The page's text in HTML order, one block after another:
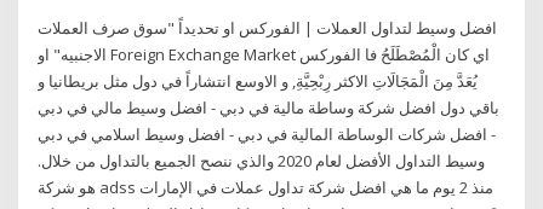
افضل وسيط لتداول العملات | الفوركس او تحديداً "سوق صرف العملات
الاجنبيه" او Foreign Exchange Market اي كان الْمُصْطَلَحُ فا الفوركس
يُعَدَّ مِنَ الْمَجَالَاتِ الاكثر رِبْحِيَّةِ, و الاوسع انتشاراً في دول مثل بريطانيا و
باقي دول افضل شركة وساطة مالية في دبي - افضل وسيط مالي في دبي
- افضل شركات الوساطة المالية في دبي - افضل وسيط اسلامي في دبي
وسيط التداول الأفضل لعام 2020 والذي ننصح الجميع بالتداول من خلال.
هو شركة adss منذ 2 يوم ما هي افضل شركة تداول عملات في الإمارات